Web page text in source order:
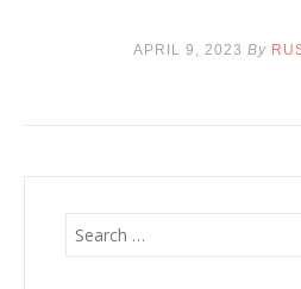
APRIL 9, 2023 By
Search
for: